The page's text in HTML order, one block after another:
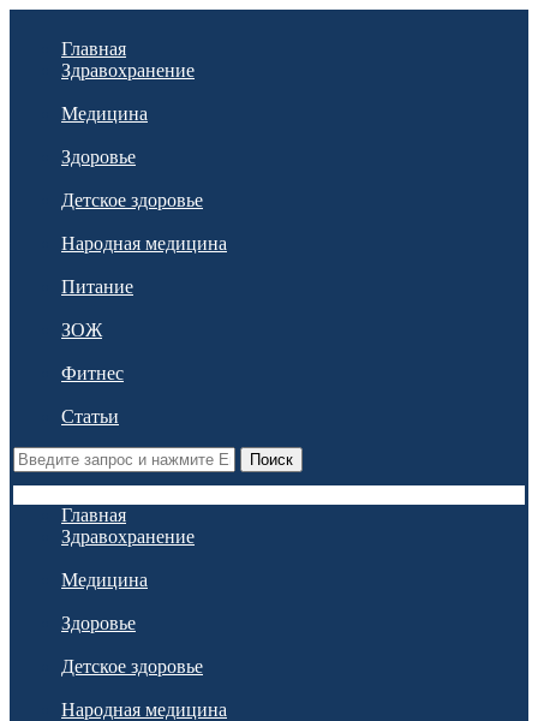
Главная
Здравохранение
Медицина
Здоровье
Детское здоровье
Народная медицина
Питание
ЗОЖ
Фитнес
Статьи
Поиск
Главная
Здравохранение
Медицина
Здоровье
Детское здоровье
Народная медицина